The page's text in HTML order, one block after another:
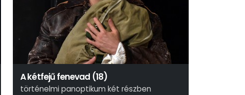
A kétfejű fenevad (18)
történelmi panoptikum két részben